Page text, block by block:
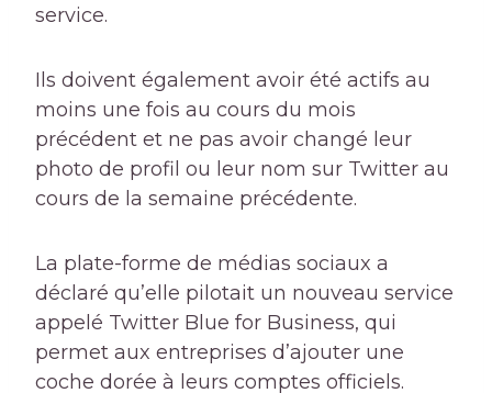
service.
Ils doivent également avoir été actifs au
moins une fois au cours du mois
précédent et ne pas avoir changé leur
photo de profil ou leur nom sur Twitter au
cours de la semaine précédente.
La plate-forme de médias sociaux a
déclaré qu’elle pilotait un nouveau service
appelé Twitter Blue for Business, qui
permet aux entreprises d’ajouter une
coche dorée à leurs comptes officiels.